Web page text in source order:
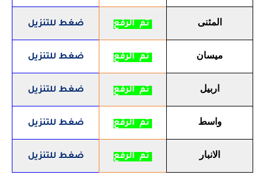
المثنى تم الرفع ضغط للتنزيل
ميسان تم الرفع ضغط للتنزيل
اربيل تم الرفع ضغط للتنزيل
واسط تم الرفع ضغط للتنزيل
الانبار تم الرفع ضغط للتنزيل